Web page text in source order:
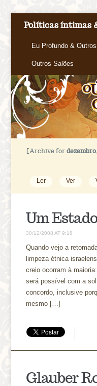
Políticas íntimas
Eu Profundo &
Outros Salões
[Archive for
Ler Ver
Um
30/12/2008 AT 9:18
Quando vejo a
limpeza étnica
creio ocorram à
será possível com a
concordo, inclusive
mesmo […]
Glauber